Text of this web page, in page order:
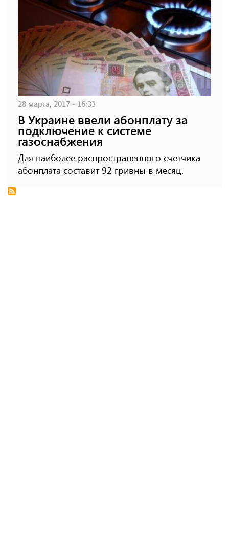
28 марта, 2017 - 16:33
В Украине ввели абонплату за
подключение к системе
газоснабжения
Для наиболее распространенного счетчика
абонплата составит 92 гривны в месяц.